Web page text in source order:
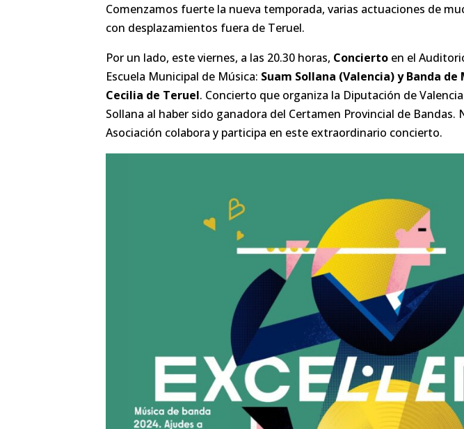
Comenzamos fuerte la nueva temporada, varias actuaciones de
con desplazamientos fuera de Teruel.
Por un lado, este viernes, a las 20.30 horas, Concierto en el
Escuela Municipal de Música: Suam Sollana (Valencia) y Banda de
Cecilia de Teruel. Concierto que organiza la Diputación de
Sollana al haber sido ganadora del Certamen Provincial de Bandas.
Asociación colabora y participa en este extraordinario concierto.